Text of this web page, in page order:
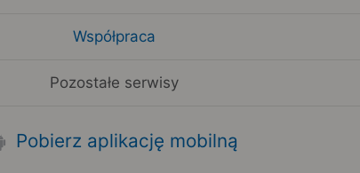
Współpraca
Pozostałe serwisy
Pobierz aplikację mobilną